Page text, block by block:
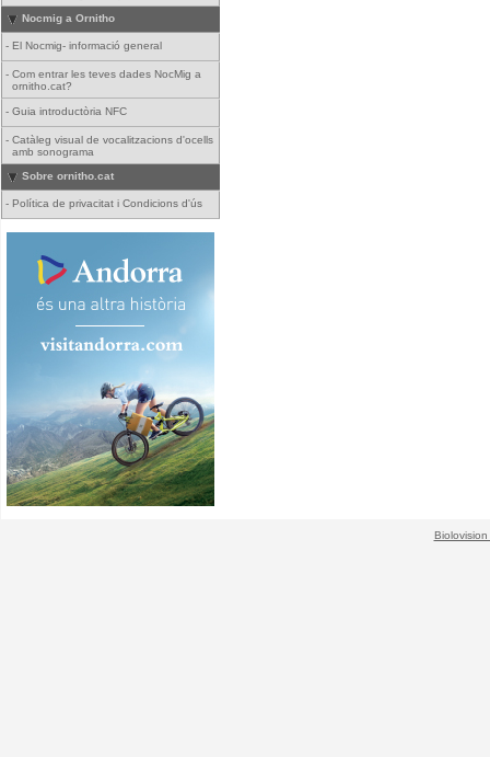
Nocmig a Ornitho
- El Nocmig- informació general
- Com entrar les teves dades NocMig a
ornitho.cat?
- Guia introductòria NFC
- Catàleg visual de vocalitzacions d'ocells
amb sonograma
Sobre ornitho.cat
- Política de privacitat i Condicions d'ús
Biolovision